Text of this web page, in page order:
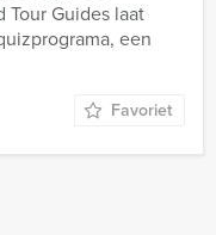
Tour Guides laat
een
Favoriet